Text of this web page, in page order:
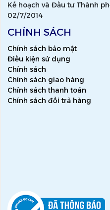
Kế hoạch và Đầu tư Thành
02/7/2014
CHÍNH SÁCH
Chính sách bảo mật
Điều kiện sử dụng
Chính sách
Chính sách giao hàng
Chính sách thanh toán
Chính sách đổi trả hàng